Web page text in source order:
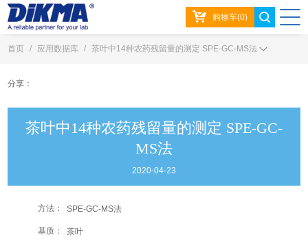
购物车(0)
首页 / 应用数据库 / 茶叶中14种农药残留量的测定 SPE-GC-MS法
分享：
茶叶中14种农药残留量的测定 SPE-GC-
MS法
2020-04-23
方法： SPE-GC-MS法
基质： 茶叶